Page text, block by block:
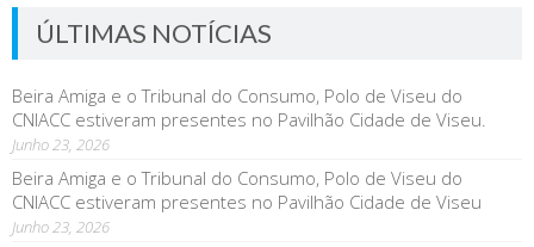
ÚLTIMAS NOTÍCIAS
Beira Amiga e o Tribunal do Consumo, Polo de Viseu do
CNIACC estiveram presentes no Pavilhão Cidade de Viseu.
Junho 23, 2026
Beira Amiga e o Tribunal do Consumo, Polo de Viseu do
CNIACC estiveram presentes no Pavilhão Cidade de Viseu
Junho 23, 2026